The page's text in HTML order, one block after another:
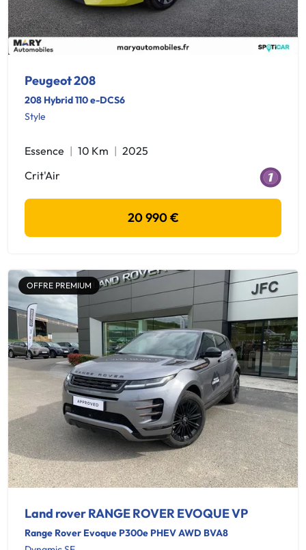
Peugeot 208
208 Hybrid 110 e-DCS6
Style
Essence 10 Km
2025
Crit'Air
20 990 €
OFFRE PREMIUM
Land rover RANGE ROVER EVOQUE VP
Range Rover Evoque P300e PHEV AWD BVA8